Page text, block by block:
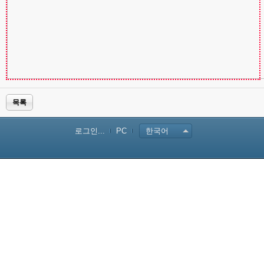
목록
로그인... PC 한국어